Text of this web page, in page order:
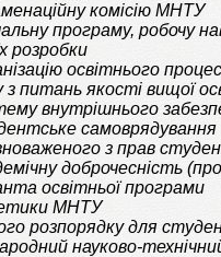
комісію МНТУ
програму, робочу
розробки
освітнього
питань якості вищої
внутрішнього
самоврядування
з прав
доброчесність
освітньої програми
етики МНТУ
розпорядку для
науково-